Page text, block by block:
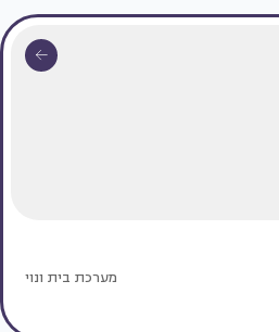
מערכת בית ונוי